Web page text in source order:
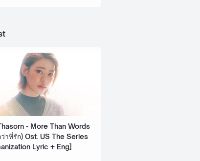
- More Than Words
าที่รัก) Ost. US The Series
Lyric + Eng]